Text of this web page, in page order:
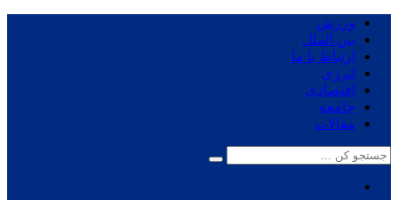
ورزش
بین الملل
ارتباط با ما
انرژی
اقتصادی
جامعه
مقالات